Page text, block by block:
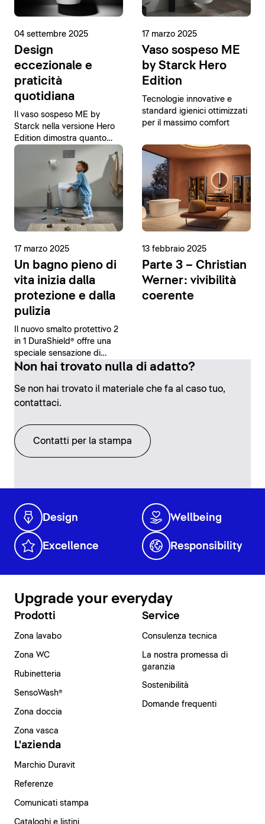
04 settembre 2025
Design
eccezionale e
praticità
quotidiana
Il vaso sospeso ME by
Starck nella versione Hero
Edition dimostra quanto
possa essere semplice
raggiungere la perfezione.
17 marzo 2025
Vaso sospeso ME
by Starck Hero
Edition
Tecnologie innovative e
standard igienici ottimizzati
per il massimo comfort
17 marzo 2025
Un bagno pieno di
vita inizia dalla
protezione e dalla
pulizia
Il nuovo smalto protettivo 2
in 1 DuraShield® offre una
speciale sensazione di
sicurezza e comfort grazie
antibatteriche e alla facilità
di pulizia.
13 febbraio 2025
Parte 3 – Christian
Werner: vivibilità
coerente
Non hai trovato nulla di adatto?
Se non hai trovato il materiale che fa al caso tuo,
contattaci.
Contatti per la stampa
Design Wellbeing
Excellence Responsibility
Upgrade your everyday
Prodotti
Zona lavabo
Zona WC
Rubinetteria
SensoWash®
Zona doccia
Zona vasca
Service
Consulenza tecnica
La nostra promessa di
garanzia
Sostenibilità
Domande frequenti
L'azienda
Marchio Duravit
Referenze
Comunicati stampa
Cataloghi e listini